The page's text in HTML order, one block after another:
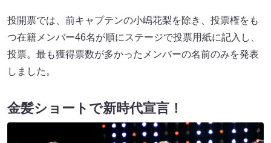
投開票では、前キャプテンの小嶋花梨を除き、投票権をも
つ在籍メンバー46名が順にステージで投票用紙に記入し、
投票。最も獲得票数が多かったメンバーの名前のみを発表
しました。
金髪ショートで新時代宣言！